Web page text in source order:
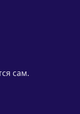
сам.